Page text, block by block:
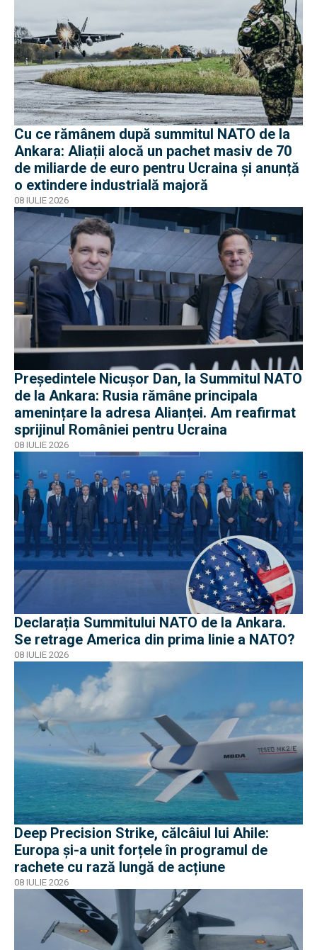
Cu ce rămânem după summitul NATO de la
Ankara: Aliații alocă un pachet masiv de 70
de miliarde de euro pentru Ucraina și anunță
o extindere industrială majoră
08 IULIE 2026
Președintele Nicușor Dan, la Summitul NATO
de la Ankara: Rusia rămâne principala
amenințare la adresa Alianței. Am reafirmat
sprijinul României pentru Ucraina
08 IULIE 2026
Declarația Summitului NATO de la Ankara.
Se retrage America din prima linie a NATO?
08 IULIE 2026
Deep Precision Strike, călcâiul lui Ahile:
Europa și-a unit forțele în programul de
rachete cu rază lungă de acțiune
08 IULIE 2026